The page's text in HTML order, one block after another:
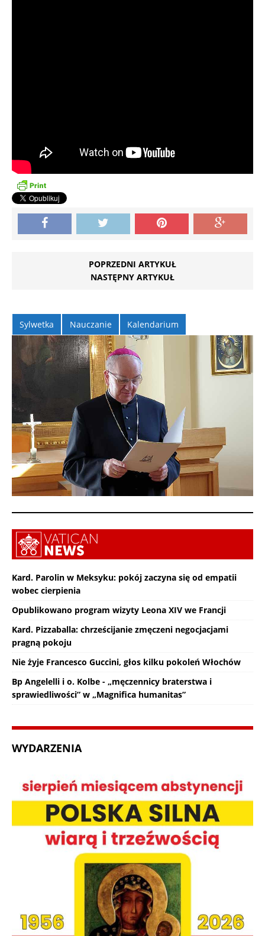
POPRZEDNI ARTYKUŁ
NASTĘPNY ARTYKUŁ
Sylwetka Nauczanie Kalendarium
Kard. Parolin w Meksyku: pokój zaczyna się od empatii
wobec cierpienia
Opublikowano program wizyty Leona XIV we Francji
Kard. Pizzaballa: chrześcijanie zmęczeni negocjacjami
pragną pokoju
Nie żyje Francesco Guccini, głos kilku pokoleń Włochów
Bp Angelelli i o. Kolbe - „męczennicy braterstwa i
sprawiedliwości” w „Magnifica humanitas”
WYDARZENIA